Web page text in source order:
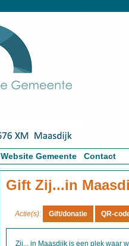
Website Gemeente Contact
Gift Zij...in
Actie(s):
Zij... in Maasdijk is een plek waar